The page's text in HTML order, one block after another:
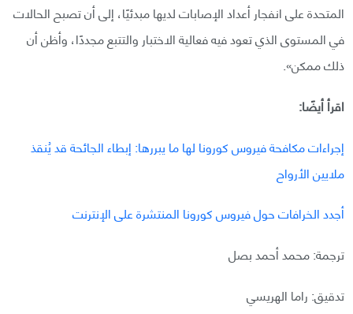
المتحدة على انفجار أعداد الإصابات لديها مبدئيًا، إلى أن تصبح الحالات
في المستوى الذي تعود فيه فعالية الاختبار والتتبع مجددًا، وأظن أن
ذلك ممكن».
اقرأ أيضًا:
إجراءات مكافحة فيروس كورونا لها ما يبررها: إبطاء الجائحة قد يُنقذ
ملايين الأرواح
أجدد الخرافات حول فيروس كورونا المنتشرة على الإنترنت
ترجمة: محمد أحمد بصل
تدقيق: راما الهريسي